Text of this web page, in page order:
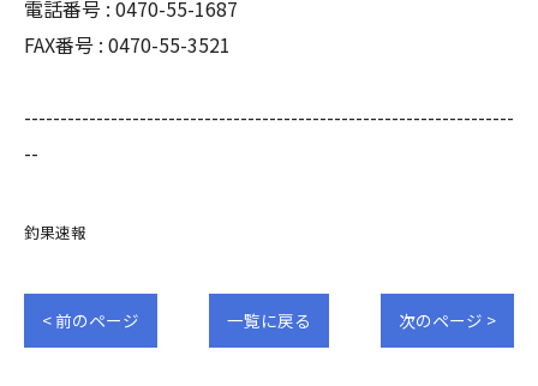
電話番号 : 0470-55-1687
FAX番号 : 0470-55-3521
--------------------------------------------------------------------
--
釣果速報
< 前のページ 一覧に戻る 次のページ >